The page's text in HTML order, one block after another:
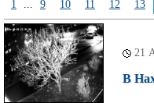
1 ... 9 10 11 12 13
21
В